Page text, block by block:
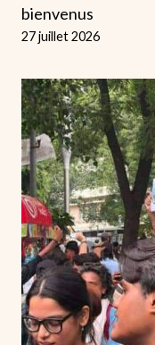
bienvenus
27 juillet 2026